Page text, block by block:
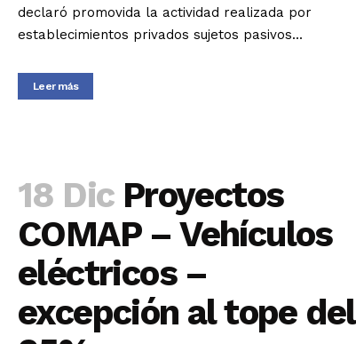
declaró promovida la actividad realizada por
establecimientos privados sujetos pasivos...
Leer más
18 Dic Proyectos
COMAP – Vehículos
eléctricos –
excepción al tope del